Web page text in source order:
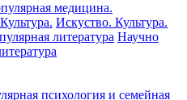
медицина.
Искуство. Культура.
Научно
психология и семейная